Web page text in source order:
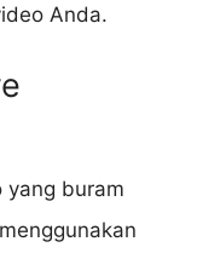
Anda.
yang buram